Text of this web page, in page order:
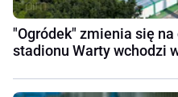
"Ogródek" zmienia się
stadionu Warty wchodzi